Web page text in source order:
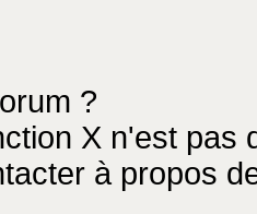
?
X n'est pas
à propos